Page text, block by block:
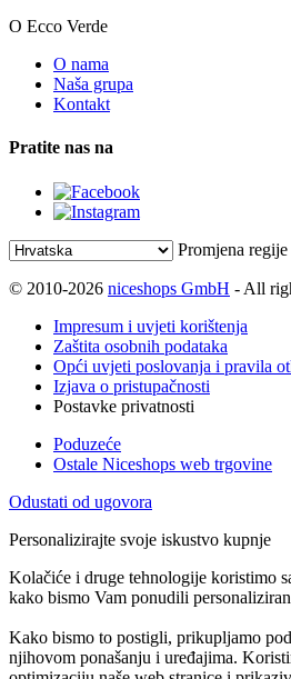
O Ecco Verde
O nama
Naša grupa
Kontakt
Pratite nas na
Promjena
© 2010-2026 niceshops GmbH - All
Impresum i uvjeti korištenja
Zaštita osobnih podataka
Opći uvjeti poslovanja i pravila
Izjava o pristupačnosti
Postavke privatnosti
Poduzeće
Ostale Niceshops web trgovine
Odustati od ugovora
Personalizirajte svoje iskustvo kupnje
Kolačiće i druge tehnologije koristimo
kako bismo Vam ponudili
Kako bismo to postigli, prikupljamo
njihovom ponašanju i uređajima.